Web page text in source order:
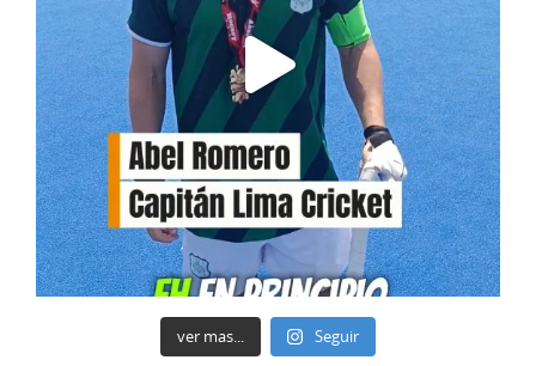
ver mas... Seguir